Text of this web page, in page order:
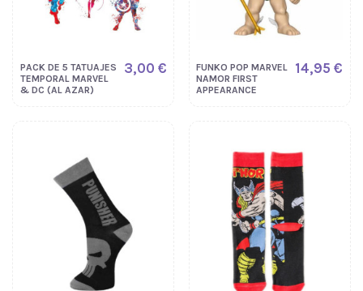
PACK DE 5 TATUAJES
TEMPORAL MARVEL
& DC (AL AZAR)
3,00 €
FUNKO POP MARVEL
NAMOR FIRST
APPEARANCE
14,95 €